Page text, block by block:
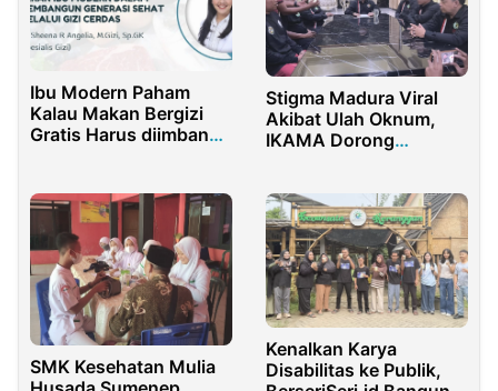
Ibu Modern Paham
Kalau Makan Bergizi
Gratis Harus diimbangi
Stigma Madura Viral
Akibat Ulah Oknum,
IKAMA Dorong
SMK Kesehatan Mulia
Kenalkan Karya
Disabilitas ke Publik,